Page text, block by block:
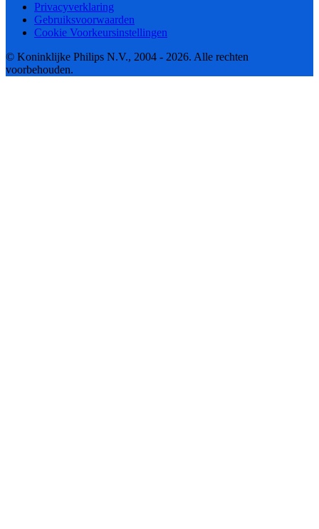
Privacyverklaring
Gebruiksvoorwaarden
Cookie Voorkeursinstellingen
© Koninklijke Philips N.V., 2004 - 2026. Alle rechten
voorbehouden.